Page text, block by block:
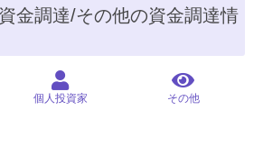
金調達/その他の資金調達情
個人投資家 その他